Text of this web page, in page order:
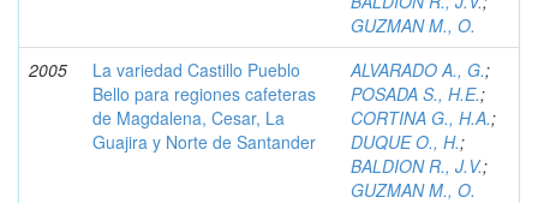
GUZMAN M., O.
2005
La variedad Castillo Pueblo
Bello para regiones cafeteras
de Magdalena, Cesar, La
Guajira y Norte de Santander
ALVARADO A., G.;
POSADA S., H.E.;
CORTINA G., H.A.;
DUQUE O., H.;
BALDION R., J.V.;
GUZMAN M., O.